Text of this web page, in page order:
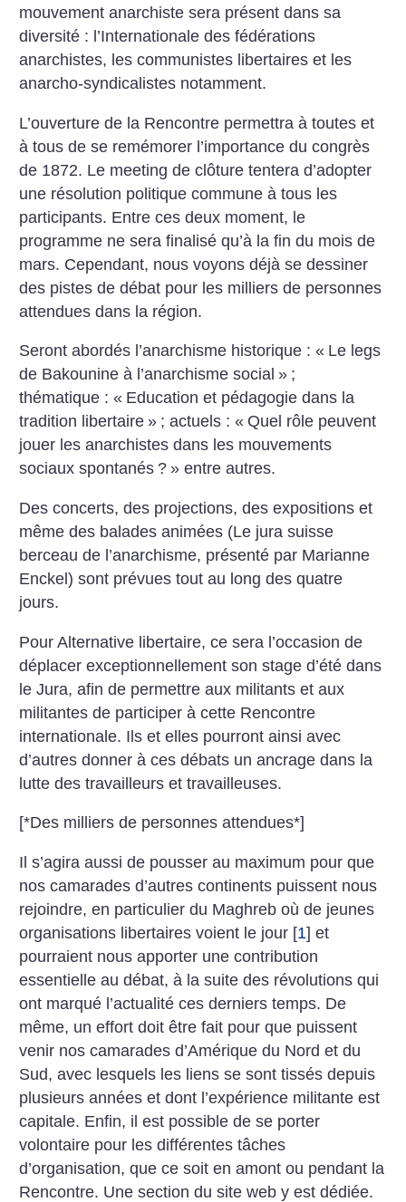
mouvement anarchiste sera présent dans sa
diversité : l’Internationale des fédérations
anarchistes, les communistes libertaires et les
anarcho-syndicalistes notamment.
L’ouverture de la Rencontre permettra à toutes et
à tous de se remémorer l’importance du congrès
de 1872. Le meeting de clôture tentera d’adopter
une résolution politique commune à tous les
participants. Entre ces deux moment, le
programme ne sera finalisé qu’à la fin du mois de
mars. Cependant, nous voyons déjà se dessiner
des pistes de débat pour les milliers de personnes
attendues dans la région.
Seront abordés l’anarchisme historique : « Le legs
de Bakounine à l’anarchisme social » ;
thématique : « Education et pédagogie dans la
tradition libertaire » ; actuels : « Quel rôle peuvent
jouer les anarchistes dans les mouvements
sociaux spontanés ? » entre autres.
Des concerts, des projections, des expositions et
même des balades animées (Le jura suisse
berceau de l’anarchisme, présenté par Marianne
Enckel) sont prévues tout au long des quatre
jours.
Pour Alternative libertaire, ce sera l’occasion de
déplacer exceptionnellement son stage d’été dans
le Jura, afin de permettre aux militants et aux
militantes de participer à cette Rencontre
internationale. Ils et elles pourront ainsi avec
d’autres donner à ces débats un ancrage dans la
lutte des travailleurs et travailleuses.
[*Des milliers de personnes attendues*]
Il s’agira aussi de pousser au maximum pour que
nos camarades d’autres continents puissent nous
rejoindre, en particulier du Maghreb où de jeunes
organisations libertaires voient le jour [1] et
pourraient nous apporter une contribution
essentielle au débat, à la suite des révolutions qui
ont marqué l’actualité ces derniers temps. De
même, un effort doit être fait pour que puissent
venir nos camarades d’Amérique du Nord et du
Sud, avec lesquels les liens se sont tissés depuis
plusieurs années et dont l’expérience militante est
capitale. Enfin, il est possible de se porter
volontaire pour les différentes tâches
d’organisation, que ce soit en amont ou pendant la
Rencontre. Une section du site web y est dédiée.